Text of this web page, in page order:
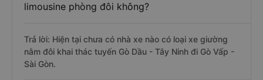
limousine phòng đôi không?
Trả lời: Hiện tại chưa có nhà xe nào có loại xe giường
nằm đôi khai thác tuyến Gò Dầu - Tây Ninh đi Gò Vấp -
Sài Gòn.